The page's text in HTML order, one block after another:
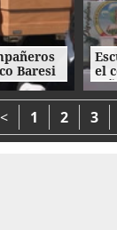
Baresi
el
< 1 2 3